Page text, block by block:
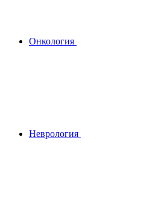
Онкология
Неврология